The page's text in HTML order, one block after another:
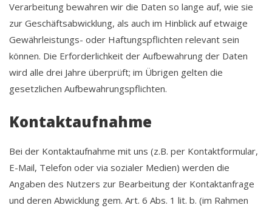
Verarbeitung bewahren wir die Daten so lange auf, wie sie
zur Geschäftsabwicklung, als auch im Hinblick auf etwaige
Gewährleistungs- oder Haftungspflichten relevant sein
können. Die Erforderlichkeit der Aufbewahrung der Daten
wird alle drei Jahre überprüft; im Übrigen gelten die
gesetzlichen Aufbewahrungspflichten.
Kontaktaufnahme
Bei der Kontaktaufnahme mit uns (z.B. per Kontaktformular,
E-Mail, Telefon oder via sozialer Medien) werden die
Angaben des Nutzers zur Bearbeitung der Kontaktanfrage
und deren Abwicklung gem. Art. 6 Abs. 1 lit. b. (im Rahmen